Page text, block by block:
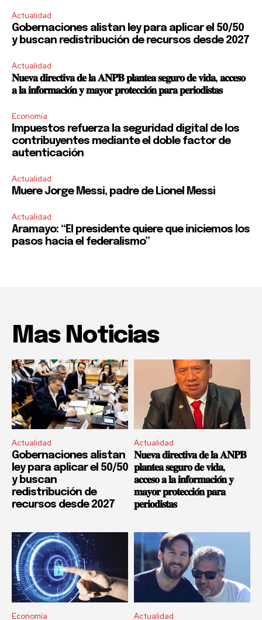
Actualidad
Gobernaciones alistan ley para aplicar el 50/50
y buscan redistribución de recursos desde 2027
Actualidad
𝐍𝐮𝐞𝐯𝐚 𝐝𝐢𝐫𝐞𝐜𝐭𝐢𝐯𝐚 𝐝𝐞 𝐥𝐚 𝐀𝐍𝐏𝐁 𝐩𝐥𝐚𝐧𝐭𝐞𝐚 𝐬𝐞𝐠𝐮𝐫𝐨 𝐝𝐞 𝐯𝐢𝐝𝐚, 𝐚𝐜𝐜𝐞𝐬𝐨
𝐚 𝐥𝐚 𝐢𝐧𝐟𝐨𝐫𝐦𝐚𝐜𝐢𝐨́𝐧 𝐲 𝐦𝐚𝐲𝐨𝐫 𝐩𝐫𝐨𝐭𝐞𝐜𝐜𝐢𝐨́𝐧 𝐩𝐚𝐫𝐚 𝐩𝐞𝐫𝐢𝐨𝐝𝐢𝐬𝐭𝐚𝐬
Economía
Impuestos refuerza la seguridad digital de los
contribuyentes mediante el doble factor de
autenticación
Actualidad
Muere Jorge Messi, padre de Lionel Messi
Actualidad
Aramayo: “El presidente quiere que iniciemos los
pasos hacia el federalismo”
Mas Noticias
Actualidad
Gobernaciones alistan
ley para aplicar el 50/50
y buscan
redistribución de
recursos desde 2027
Actualidad
𝐍𝐮𝐞𝐯𝐚 𝐝𝐢𝐫𝐞𝐜𝐭𝐢𝐯𝐚 𝐝𝐞 𝐥𝐚 𝐀𝐍𝐏𝐁
𝐩𝐥𝐚𝐧𝐭𝐞𝐚 𝐬𝐞𝐠𝐮𝐫𝐨 𝐝𝐞 𝐯𝐢𝐝𝐚,
𝐚𝐜𝐜𝐞𝐬𝐨 𝐚 𝐥𝐚 𝐢𝐧𝐟𝐨𝐫𝐦𝐚𝐜𝐢𝐨́𝐧 𝐲
𝐦𝐚𝐲𝐨𝐫 𝐩𝐫𝐨𝐭𝐞𝐜𝐜𝐢𝐨́𝐧 𝐩𝐚𝐫𝐚
𝐩𝐞𝐫𝐢𝐨𝐝𝐢𝐬𝐭𝐚𝐬
Economía Actualidad